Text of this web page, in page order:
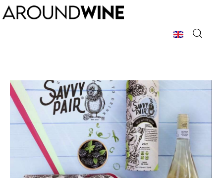
Chi Siamo
La Rivista
Argomenti
Pubblicità